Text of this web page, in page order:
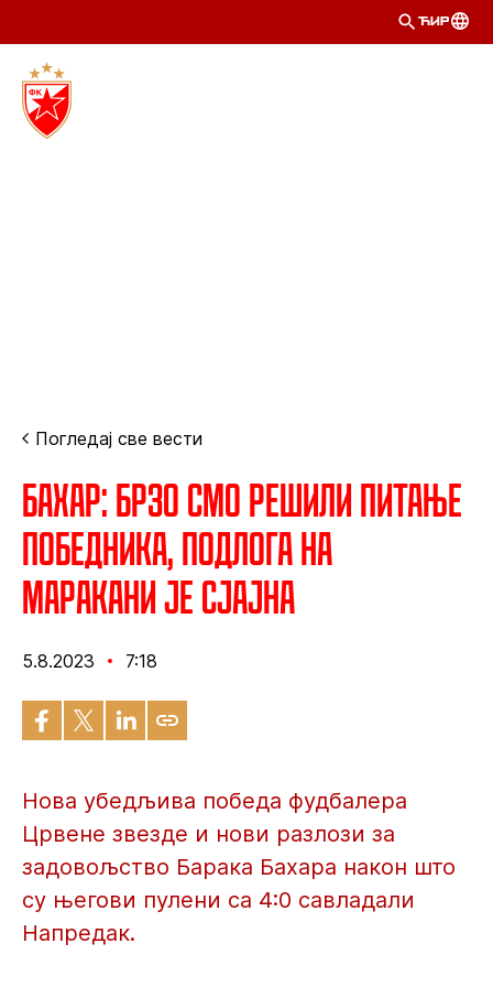
ЋИР
Погледај све вести
Бахар: Брзо смо решили питање
победника, подлога на
Маракани је сјајна
5.8.2023 7:18
Нова убедљива победа фудбалера
Црвене звезде и нови разлози за
задовољство Барака Бахара након што
су његови пулени са 4:0 савладали
Напредак.